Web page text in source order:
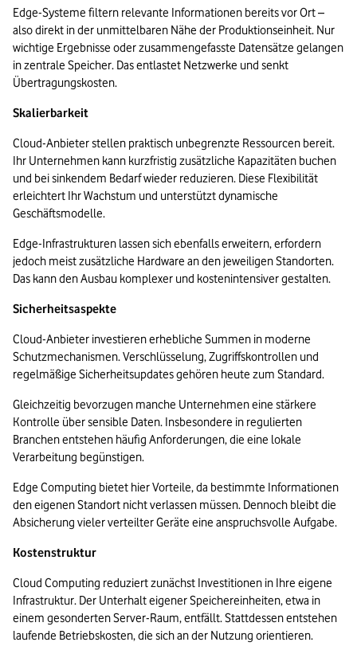
Edge-Systeme filtern relevante Informationen bereits vor Ort –
also direkt in der unmittelbaren Nähe der Produktionseinheit. Nur
wichtige Ergebnisse oder zusammengefasste Datensätze gelangen
in zentrale Speicher. Das entlastet Netzwerke und senkt
Übertragungskosten.
Skalierbarkeit
Cloud-Anbieter stellen praktisch unbegrenzte Ressourcen bereit.
Ihr Unternehmen kann kurzfristig zusätzliche Kapazitäten buchen
und bei sinkendem Bedarf wieder reduzieren. Diese Flexibilität
erleichtert Ihr Wachstum und unterstützt dynamische
Geschäftsmodelle.
Edge-Infrastrukturen lassen sich ebenfalls erweitern, erfordern
jedoch meist zusätzliche Hardware an den jeweiligen Standorten.
Das kann den Ausbau komplexer und kostenintensiver gestalten.
Sicherheitsaspekte
Cloud-Anbieter investieren erhebliche Summen in moderne
Schutzmechanismen. Verschlüsselung, Zugriffskontrollen und
regelmäßige Sicherheitsupdates gehören heute zum Standard.
Gleichzeitig bevorzugen manche Unternehmen eine stärkere
Kontrolle über sensible Daten. Insbesondere in regulierten
Branchen entstehen häufig Anforderungen, die eine lokale
Verarbeitung begünstigen.
Edge Computing bietet hier Vorteile, da bestimmte Informationen
den eigenen Standort nicht verlassen müssen. Dennoch bleibt die
Absicherung vieler verteilter Geräte eine anspruchsvolle Aufgabe.
Kostenstruktur
Cloud Computing reduziert zunächst Investitionen in Ihre eigene
Infrastruktur. Der Unterhalt eigener Speichereinheiten, etwa in
einem gesonderten Server-Raum, entfällt. Stattdessen entstehen
laufende Betriebskosten, die sich an der Nutzung orientieren.